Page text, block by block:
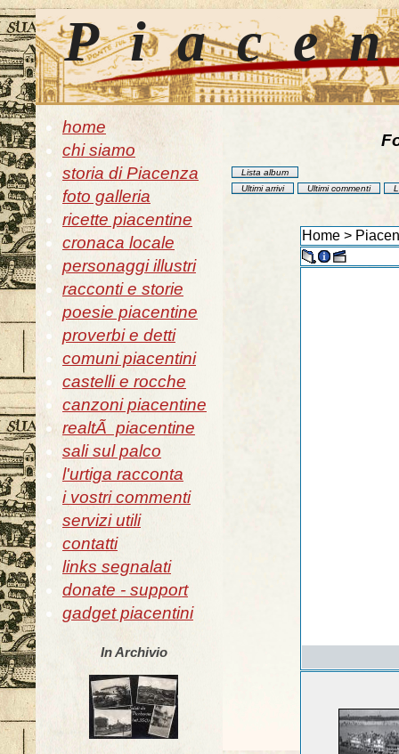
home
chi siamo
storia di Piacenza
foto galleria
ricette piacentine
cronaca locale
personaggi illustri
racconti e storie
poesie piacentine
proverbi e detti
comuni piacentini
castelli e rocche
canzoni piacentine
realtÃ piacentine
sali sul palco
l'urtiga racconta
i vostri commenti
servizi utili
contatti
links segnalati
donate - support
gadget piacentini
In Archivio
Lista album
Ultimi arrivi
Ultimi commenti
Home >